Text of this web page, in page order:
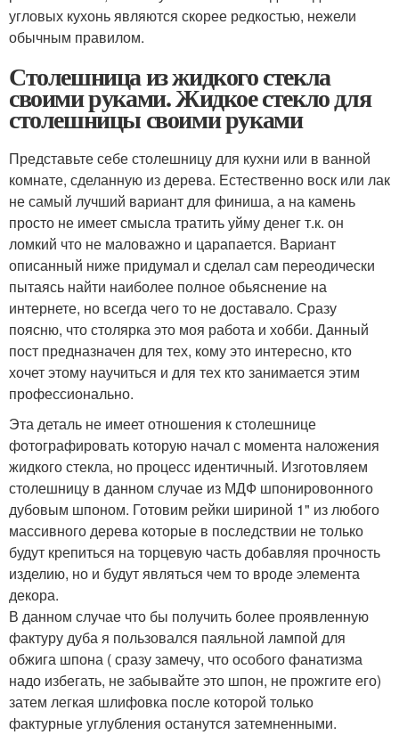
угловых кухонь являются скорее редкостью, нежели
обычным правилом.
Столешница из жидкого стекла
своими руками. Жидкое стекло для
столешницы своими руками
Представьте себе столешницу для кухни или в ванной
комнате, сделанную из дерева. Естественно воск или лак
не самый лучший вариант для финиша, а на камень
просто не имеет смысла тратить уйму денег т.к. он
ломкий что не маловажно и царапается. Вариант
описанный ниже придумал и сделал сам переодически
пытаясь найти наиболее полное обьяснение на
интернете, но всегда чего то не доставало. Сразу
поясню, что столярка это моя работа и хобби. Данный
пост предназначен для тех, кому это интересно, кто
хочет этому научиться и для тех кто занимается этим
профессионально.
Эта деталь не имеет отношения к столешнице
фотографировать которую начал с момента наложения
жидкого стекла, но процесс идентичный. Изготовляем
столешницу в данном случае из МДФ шпонировонного
дубовым шпоном. Готовим рейки шириной 1" из любого
массивного дерева которые в последствии не только
будут крепиться на торцевую часть добавляя прочность
изделию, но и будут являться чем то вроде элемента
декора.
В данном случае что бы получить более проявленную
фактуру дуба я пользовался паяльной лампой для
обжига шпона ( сразу замечу, что особого фанатизма
надо избегать, не забывайте это шпон, не прожгите его)
затем легкая шлифовка после которой только
фактурные углубления останутся затемненными.